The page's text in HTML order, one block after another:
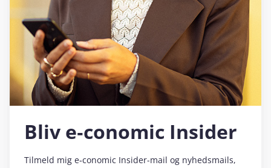
Bliv e‑conomic Insider
Tilmeld mig e‑conomic Insider-mail og nyhedsmails,